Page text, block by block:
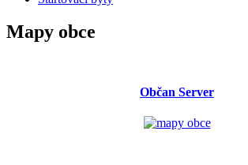
Mapy obce
Občan Server